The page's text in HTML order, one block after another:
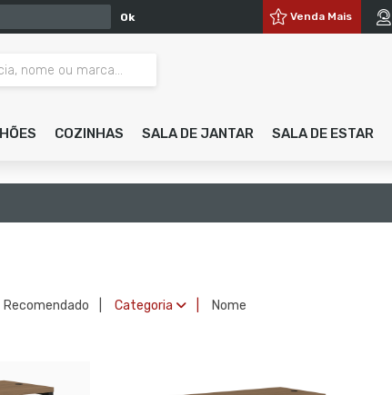
Ok Venda Mais
COZINHAS SALA DE JANTAR SALA DE ESTAR
Recomendado Categoria Nome